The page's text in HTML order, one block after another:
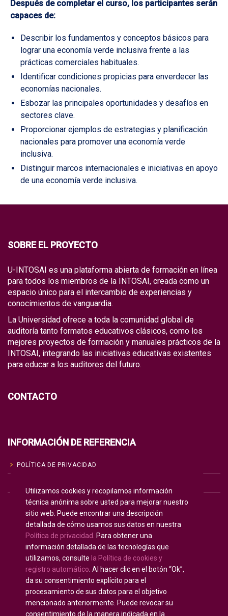
Después de completar el curso, los participantes serán
capaces de:
Describir los fundamentos y conceptos básicos para
lograr una economía verde inclusiva frente a las
prácticas comerciales habituales.
Identificar condiciones propicias para enverdecer las
economías nacionales.
Esbozar las principales oportunidades y desafíos en
sectores clave.
Proporcionar ejemplos de estrategias y planificación
nacionales para promover una economía verde
inclusiva.
Distinguir marcos internacionales e iniciativas en apoyo
de una economía verde inclusiva.
SOBRE EL PROYECTO
U-INTOSAI es una plataforma abierta de formación en línea
para todos los miembros de la INTOSAI, creada como un
espacio único para el intercambio de experiencias y
conocimientos de vanguardia.
La Universidad ofrece a toda la comunidad global de
auditoría tanto formatos educativos clásicos, como los
mejores proyectos de formación y manuales prácticos de la
INTOSAI, integrando las iniciativas educativas existentes
para educar a los auditores del futuro.
CONTACTO
INFORMACIÓN DE REFERENCIA
POLÍTICA DE PRIVACIDAD
TÉRMINOS DE USO
Inglés
Español
Français(Francés)
Utilizamos cookies y recopilamos información
técnica anónima sobre usted para mejorar nuestro
sitio web. Puede encontrar una descripción
detallada de cómo usamos sus datos en nuestra
Política de privacidad
. Para obtener una
información detallada de las tecnologías que
utilizamos, consulte la Política de cookies y
registro automático . Al hacer clic en el botón “Ok”,
da su consentimiento explícito para el
procesamiento de sus datos para el objetivo
mencionado anteriormente. Puede revocar su
consentimiento de la manera indicada en la